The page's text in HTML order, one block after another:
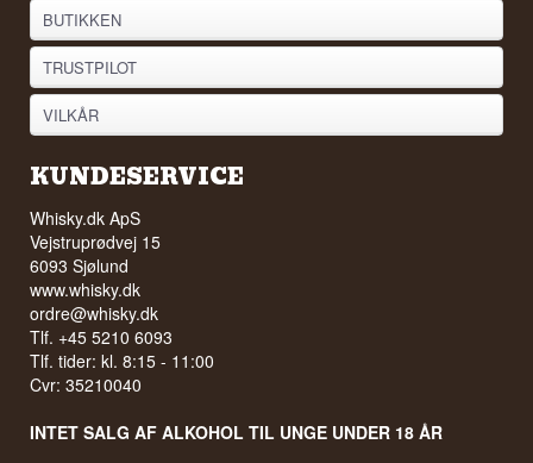
BUTIKKEN
TRUSTPILOT
VILKÅR
KUNDESERVICE
Whisky.dk ApS
Vejstruprødvej 15
6093 Sjølund
www.whisky.dk
ordre@whisky.dk
Tlf. +45 5210 6093
Tlf. tider: kl. 8:15 - 11:00
Cvr: 35210040
INTET SALG AF ALKOHOL TIL UNGE UNDER 18 ÅR